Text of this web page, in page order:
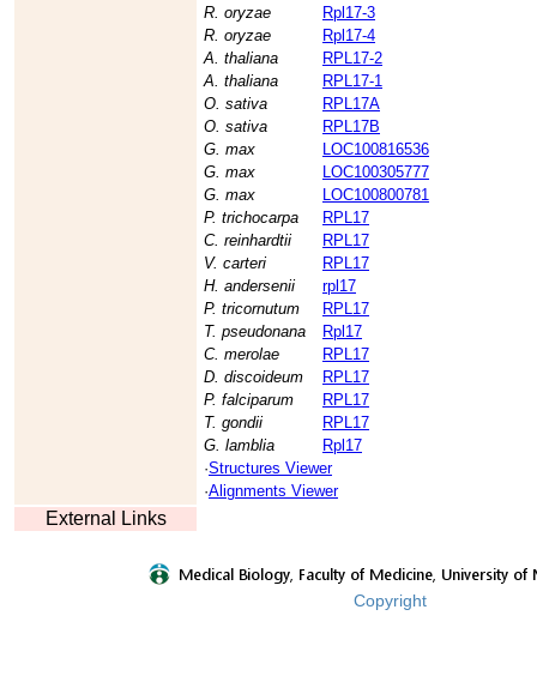
R. oryzae
Rpl17-3
R. oryzae
Rpl17-4
A. thaliana
RPL17-2
A. thaliana
RPL17-1
O. sativa
RPL17A
O. sativa
RPL17B
G. max
LOC100816536
G. max
LOC100305777
G. max
LOC100800781
P. trichocarpa
RPL17
C. reinhardtii
RPL17
V. carteri
RPL17
H. andersenii
rpl17
P. tricornutum
RPL17
T. pseudonana
Rpl17
C. merolae
RPL17
D. discoideum
RPL17
P. falciparum
RPL17
T. gondii
RPL17
G. lamblia
Rpl17
·Structures Viewer
·Alignments Viewer
External Links
Copyright